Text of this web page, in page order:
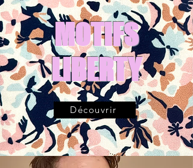
MOTIFS
LIBERTY
Découvrir